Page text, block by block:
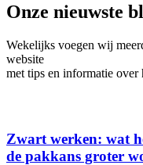
Onze nieuwste
Wekelijks voegen wij
website
met tips en informatie
Zwart werken: wat
de pakkans groter